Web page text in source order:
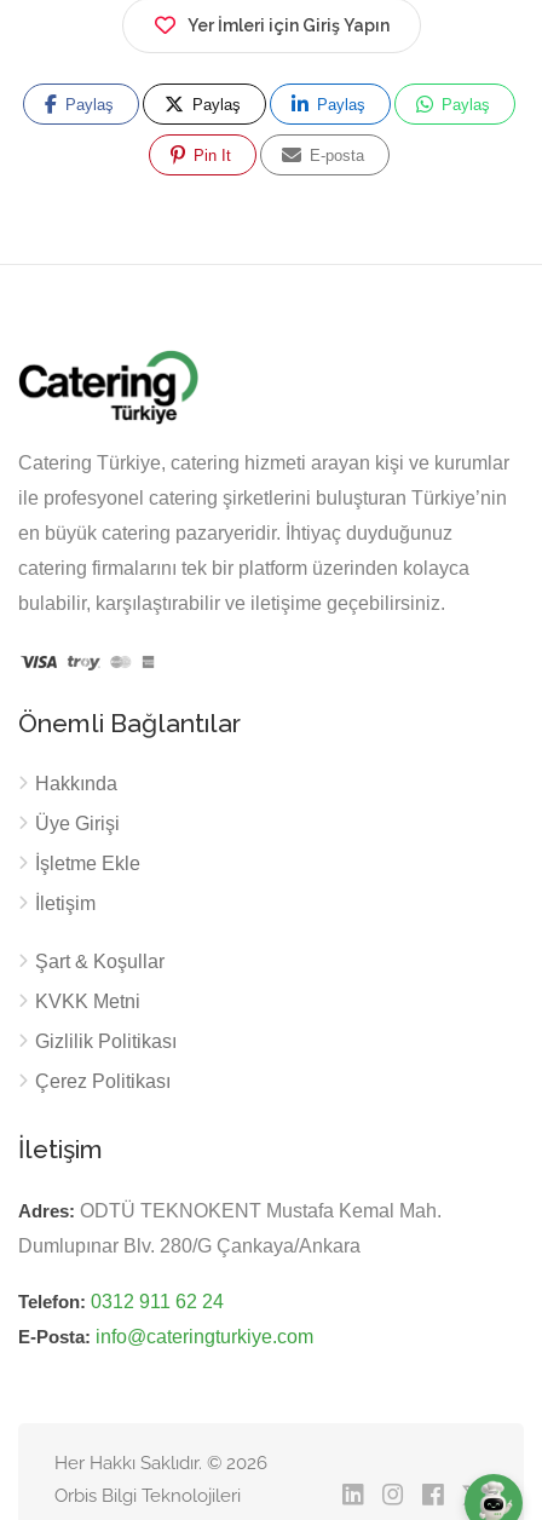
Yer İmleri için Giriş Yapın
Paylaş Paylaş Paylaş Paylaş
Pin It E-posta
Catering Türkiye, catering hizmeti arayan kişi ve kurumlar
ile profesyonel catering şirketlerini buluşturan Türkiye’nin
en büyük catering pazaryeridir. İhtiyaç duyduğunuz
catering firmalarını tek bir platform üzerinden kolayca
bulabilir, karşılaştırabilir ve iletişime geçebilirsiniz.
Önemli Bağlantılar
Hakkında
Üye Girişi
İşletme Ekle
İletişim
Şart & Koşullar
KVKK Metni
Gizlilik Politikası
Çerez Politikası
İletişim
Adres: ODTÜ TEKNOKENT Mustafa Kemal Mah.
Dumlupınar Blv. 280/G Çankaya/Ankara
Telefon: 0312 911 62 24
E-Posta: info@cateringturkiye.com
Her Hakkı Saklıdır. © 2026
Orbis Bilgi Teknolojileri